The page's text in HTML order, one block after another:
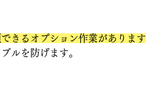
きるオプション作業があります
ルを防げます。